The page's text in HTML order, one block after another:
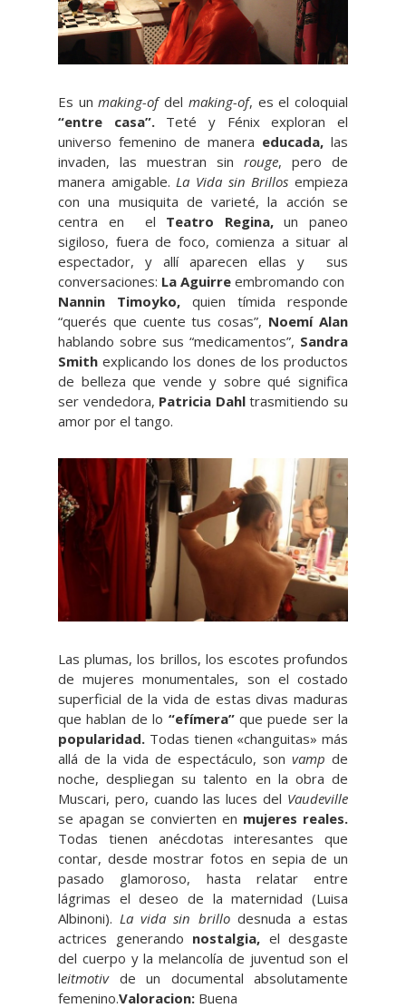
Es unmaking-ofdel making-of, es el coloquial
“entre casa”.Teté y Fénix exploran el
universo femenino de manera educada, las
invaden, las muestran sin rouge, pero de
manera amigable. La Vida sin Brillos empieza
con una musiquita de varieté, la acción se
centra en el Teatro Regina,un paneo
sigiloso, fuera de foco, comienza a situar al
espectador, y allí aparecen ellas y sus
conversaciones: La Aguirre embromando con
Nannin Timoyko, quien tímida responde
“querés que cuente tus cosas”, Noemí Alan
hablando sobre sus “medicamentos”, Sandra
Smith explicando los dones de los productos
de belleza que vende y sobre qué significa
ser vendedora, Patricia Dahltrasmitiendo su
amor por el tango.
Las plumas, los brillos, los escotes profundos
de mujeres monumentales, son el costado
superficial de la vida de estas divas maduras
que hablan de lo “efímera”que puede ser la
popularidad. Todas tienen «changuitas» más
allá de la vida de espectáculo, son vamp de
noche, despliegan su talento en la obra de
Muscari, pero, cuando las luces del Vaudeville
se apagan se convierten en mujeres reales.
Todas tienen anécdotas interesantes que
contar, desde mostrar fotos en sepia de un
pasado glamoroso, hasta relatar entre
lágrimas el deseo de la maternidad (Luisa
Albinoni). La vida sin brillodesnuda a estas
actrices generando nostalgia, el desgaste
del cuerpo y la melancolía de juventud son el
leitmotivde un documental absolutamente
femenino.Valoracion: Buena